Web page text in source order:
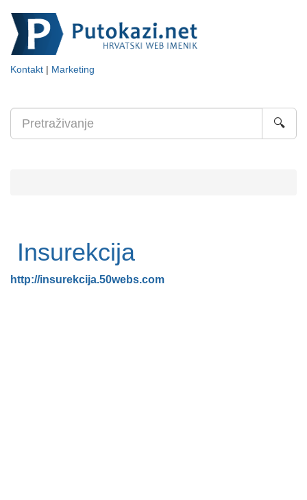
Kontakt Marketing
🔍
Insurekcija
http://insurekcija.50webs.com